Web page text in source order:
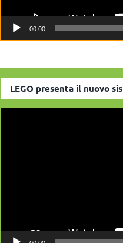
00:00
LEGO presenta il nuovo